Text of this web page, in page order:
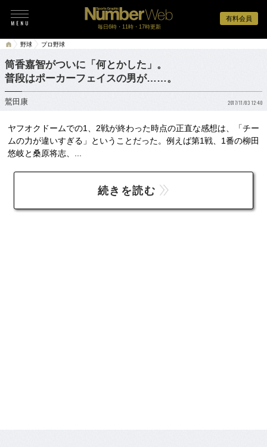
有料会員
毎日6時・11時・17時更新
野球 プロ野球
筒香嘉智がついに「何とかした」。
普段はポーカーフェイスの男が……。
鷲田康 2017/11/03 12:40
ヤフオクドームでの1、2戦が終わった時点の正直な感想は、「チー
ムの力が違いすぎる」ということだった。例えば第1戦、1番の柳田
悠岐と桑原将志、...
続きを読む